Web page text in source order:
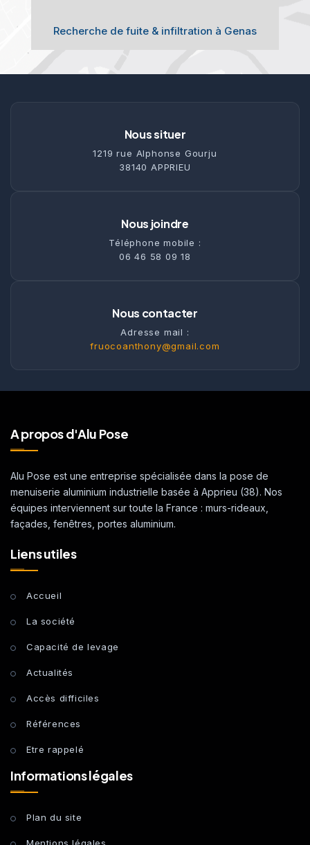
Recherche de fuite & infiltration à Genas
Nous situer
1219 rue Alphonse Gourju
38140 APPRIEU
Nous joindre
Téléphone mobile :
06 46 58 09 18
Nous contacter
Adresse mail :
fruocoanthony@gmail.com
A propos d'Alu Pose
Alu Pose est une entreprise spécialisée dans la pose de
menuiserie aluminium industrielle basée à Apprieu (38). Nos
équipes interviennent sur toute la France : murs-rideaux,
façades, fenêtres, portes aluminium.
Liens utiles
Accueil
La société
Capacité de levage
Actualités
Accès difficiles
Références
Etre rappelé
Informations légales
Plan du site
Mentions légales